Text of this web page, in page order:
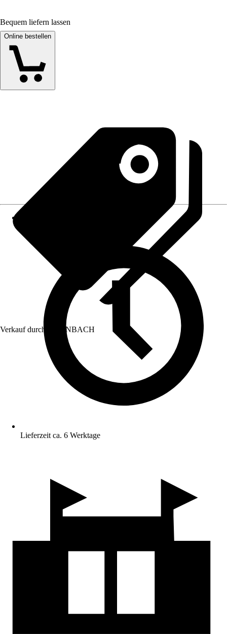
Bequem liefern lassen
Online bestellen
Verkauf durch: HORNBACH
Lieferzeit ca. 6 Werktage